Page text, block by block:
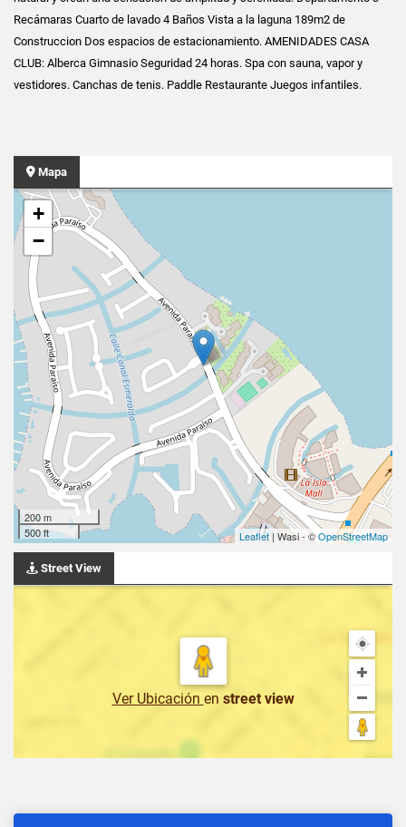
Recámaras Cuarto de lavado 4 Baños Vista a la laguna 189m2 de
Construccion Dos espacios de estacionamiento. AMENIDADES CASA
CLUB: Alberca Gimnasio Seguridad 24 horas. Spa con sauna, vapor y
vestidores. Canchas de tenis. Paddle Restaurante Juegos infantiles.
Mapa
+
−
200 m
500 ft
Leaflet | Wasi - ©OpenStreetMap
Street View
Ver Ubicación en street view